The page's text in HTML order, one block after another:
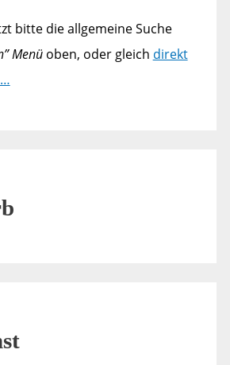
bitte die allgemeine Suche
Menüoben, oder gleich direkt